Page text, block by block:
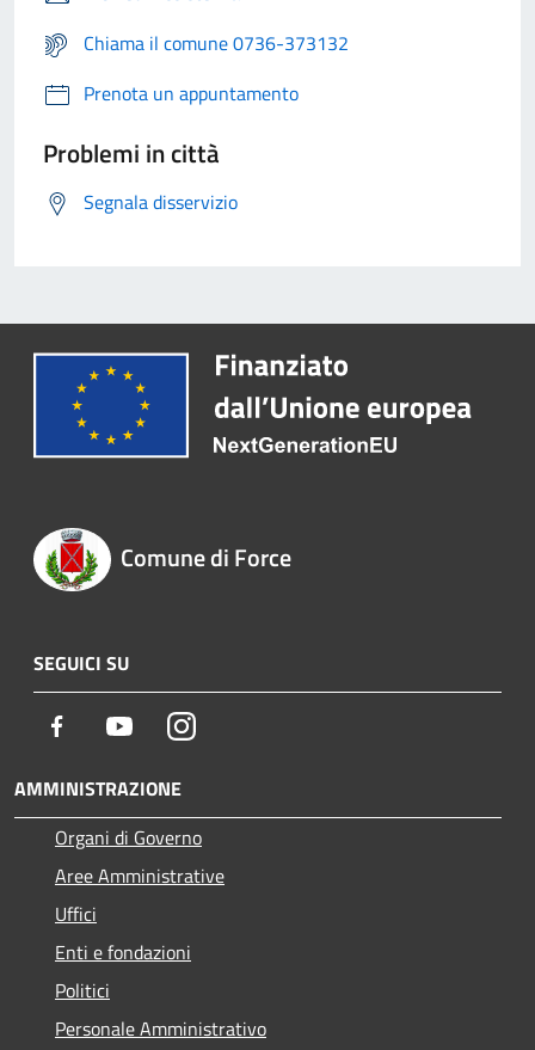
Chiama il comune 0736-373132
Prenota un appuntamento
Problemi in città
Segnala disservizio
Comune di Force
SEGUICI SU
Facebook YoutubeInstagram
AMMINISTRAZIONE
Organi di Governo
Aree Amministrative
Uffici
Enti e fondazioni
Politici
Personale Amministrativo